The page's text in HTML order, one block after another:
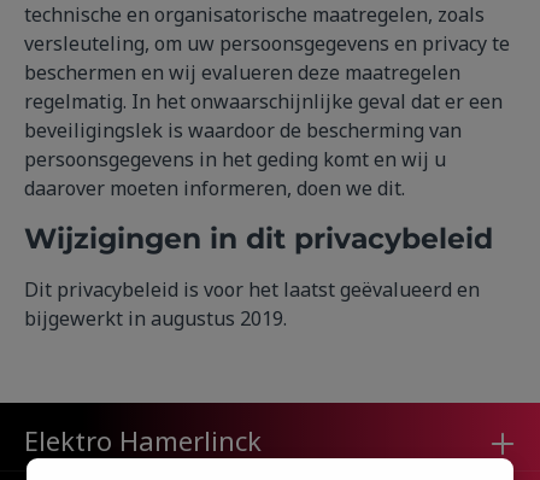
technische en organisatorische maatregelen, zoals
versleuteling, om uw persoonsgegevens en privacy te
beschermen en wij evalueren deze maatregelen
regelmatig. In het onwaarschijnlijke geval dat er een
beveiligingslek is waardoor de bescherming van
persoonsgegevens in het geding komt en wij u
daarover moeten informeren, doen we dit.
Wijzigingen in dit privacybeleid
Dit privacybeleid is voor het laatst geëvalueerd en
bijgewerkt in augustus 2019.
Elektro Hamerlinck